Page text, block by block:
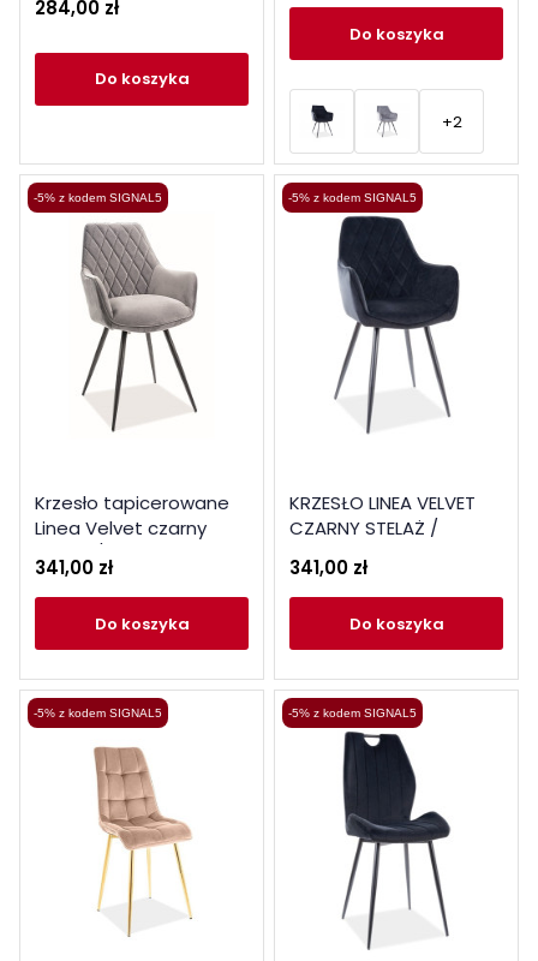
284,00 zł
do koszyka
do koszyka
+2
-5% z kodem SIGNAL5
Krzesło tapicerowane
Linea Velvet czarny
stelaż / szary Bluvel 14
341,00 zł
do koszyka
-5% z kodem SIGNAL5
KRZESŁO LINEA VELVET
CZARNY STELAŻ /
CZARNY BLUVEL 19
341,00 zł
do koszyka
-5% z kodem SIGNAL5 -5% z kodem SIGNAL5